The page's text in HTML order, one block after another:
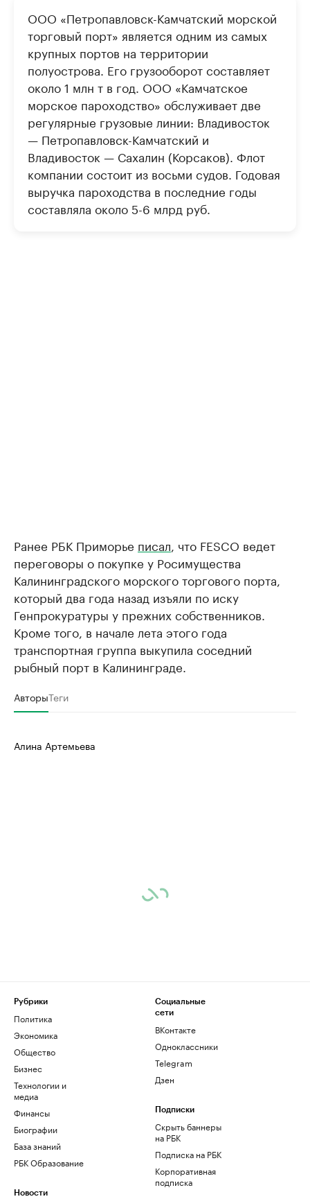
ООО «Петропавловск-Камчатский морской
торговый порт» является одним из самых
крупных портов на территории
полуострова. Его грузооборот составляет
около 1 млн т в год. ООО «Камчатское
морское пароходство» обслуживает две
регулярные грузовые линии: Владивосток
— Петропавловск-Камчатский и
Владивосток — Сахалин (Корсаков). Флот
компании состоит из восьми судов. Годовая
выручка пароходства в последние годы
составляла около 5-6 млрд руб.
Ранее РБК Приморье писал , что FESCO ведет
переговоры о покупке у Росимущества
Калининградского морского торгового порта,
который два года назад изъяли по иску
Генпрокуратуры у прежних собственников.
Кроме того, в начале лета этого года
транспортная группа выкупила соседний
рыбный порт в Калининграде.
АвторыТеги
Алина Артемьева
Рубрики
Политика
Экономика
Общество
Бизнес
Технологии и
медиа
Финансы
Биографии
База знаний
РБК Образование
Новости
Социальные
сети
ВКонтакте
Одноклассники
Telegram
Дзен
Подписки
Скрыть баннеры
на РБК
Подписка на РБК
Корпоративная
подписка